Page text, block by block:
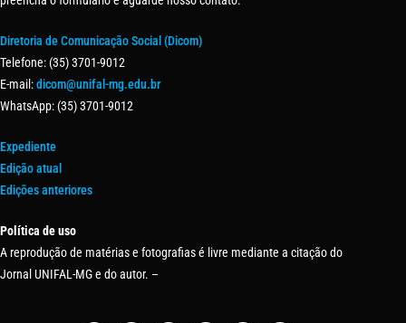
Diretoria de Comunicação Social (Dicom)
Telefone: (35) 3701-9012
E-mail:dicom@unifal-mg.edu.br
WhatsApp: (35) 3701-9012
Expediente
Edição atual
Edições anteriores
Política de uso
A reprodução de matérias e fotografias é livre mediante a citação do
Jornal UNIFAL-MG e do autor. –